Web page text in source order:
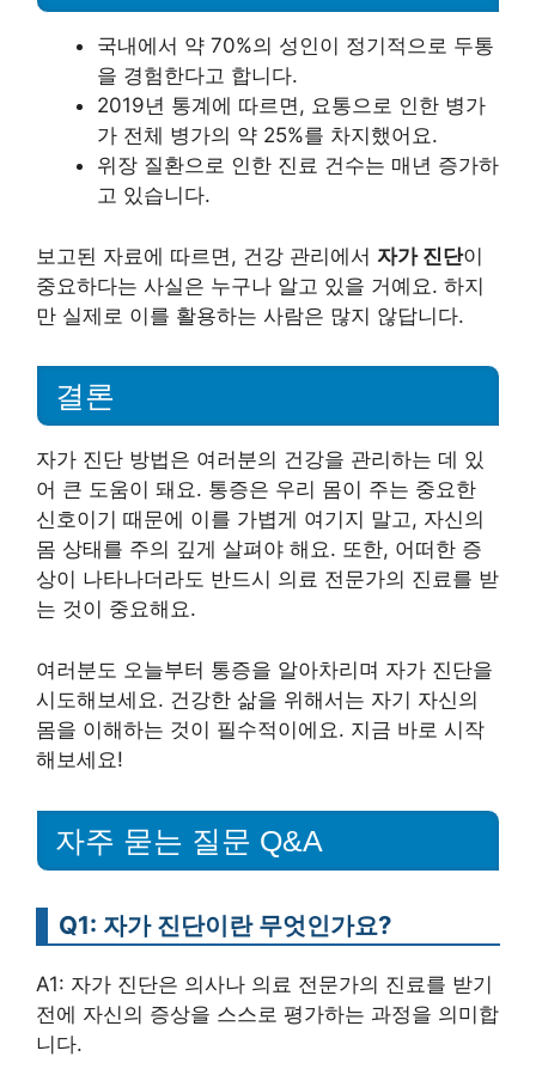
국내에서 약 70%의 성인이 정기적으로 두통
을 경험한다고 합니다.
2019년 통계에 따르면, 요통으로 인한 병가
가 전체 병가의 약 25%를 차지했어요.
위장 질환으로 인한 진료 건수는 매년 증가하
고 있습니다.
보고된 자료에 따르면, 건강 관리에서 자가 진단이
중요하다는 사실은 누구나 알고 있을 거예요. 하지
만 실제로 이를 활용하는 사람은 많지 않답니다.
결론
자가 진단 방법은 여러분의 건강을 관리하는 데 있
어 큰 도움이 돼요. 통증은 우리 몸이 주는 중요한
신호이기 때문에 이를 가볍게 여기지 말고, 자신의
몸 상태를 주의 깊게 살펴야 해요. 또한, 어떠한 증
상이 나타나더라도 반드시 의료 전문가의 진료를 받
는 것이 중요해요.
여러분도 오늘부터 통증을 알아차리며 자가 진단을
시도해보세요. 건강한 삶을 위해서는 자기 자신의
몸을 이해하는 것이 필수적이에요. 지금 바로 시작
해보세요!
자주 묻는 질문 Q&A
Q1: 자가 진단이란 무엇인가요?
A1: 자가 진단은 의사나 의료 전문가의 진료를 받기
전에 자신의 증상을 스스로 평가하는 과정을 의미합
니다.